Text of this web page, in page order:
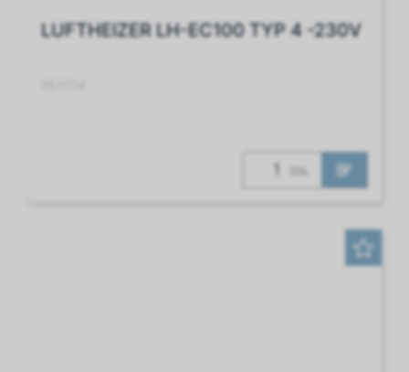
LUFTHEIZER LH-EC100 TYP 4 -230V
Stk.